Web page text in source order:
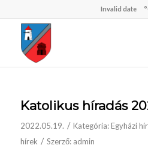
Invalid date
Katolikus híradás
2022.05.19. / Kategória:Egyházi
hírek / Szerző: admin